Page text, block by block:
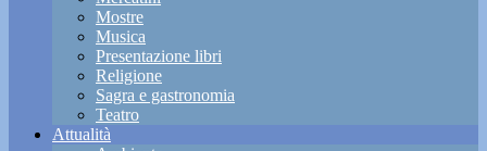
Mostre
Musica
Presentazione libri
Religione
Sagra e gastronomia
Teatro
Attualità